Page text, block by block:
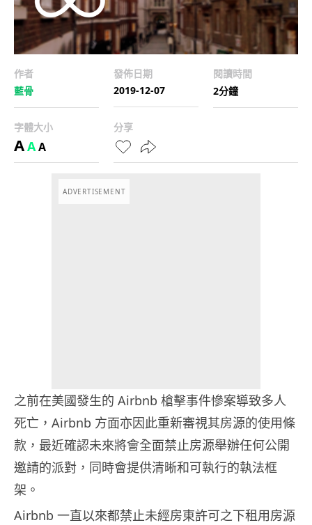
作者
藍骨
發佈日期
2019-12-07
閱讀時間
2分鐘
字體大小
AAA
分享
ADVERTISEMENT
之前在美國發生的 Airbnb 槍擊事件慘案導致多人
死亡，Airbnb 方面亦因此重新審視其房源的使用條
款，最近確認未來將會全面禁止房源舉辦任何公開
邀請的派對，同時會提供清晰和可執行的執法框
架。
Airbnb 一直以來都禁止未經房東許可之下租用房源